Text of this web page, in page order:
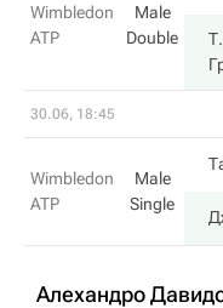
Wimbledon
ATP
Male
Double
Т.
30.06, 18:45
Wimbledon
ATP
Male
Single
Алехандро